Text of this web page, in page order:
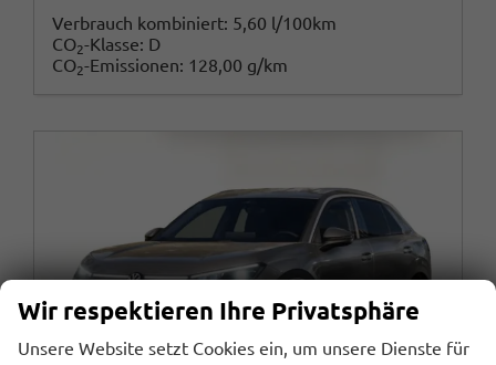
Verbrauch kombiniert: 5,60 l/100km
CO2-Klasse: D
CO2-Emissionen: 128,00 g/km
Wir respektieren Ihre Privatsphäre
Unsere Website setzt Cookies ein, um unsere Dienste für